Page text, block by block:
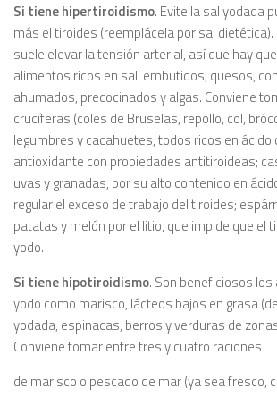
Si tiene hipertiroidismo. Evite la sal yodada
más el tiroides (reemplácela por sal
suele elevar Ia tensión arterial, así que hay
alimentos ricos en sal: embutidos, quesos,
ahumados, precocinados y algas. Conviene
crucíferas (coles de Bruselas, repollo, col,
legumbres y cacahuetes, todos ricos en ácido
antioxidante con propiedades antitiroideas;
uvas y granadas, por su alto contenido en
regular el exceso de trabajo del tiroides;
patatas y melón por el litio, que impide que el
yodo.
Si tiene hipotiroidismo. Son beneficiosos
yodo como marisco, lácteos bajos en grasa
yodada, espinacas, berros y verduras de
Conviene tomar entre tres y cuatro raciones
de marisco o pescado de mar (ya sea fresco,